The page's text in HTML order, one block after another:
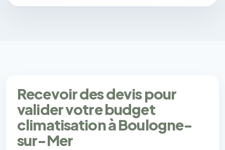
Recevoir des devis pour
valider votre budget
climatisation à Boulogne-
sur-Mer